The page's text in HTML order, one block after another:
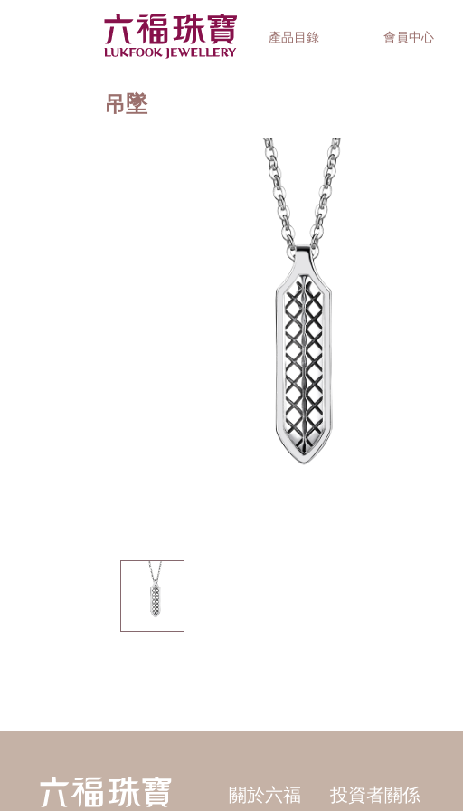
產品目錄 會員中心
精選禮品
吊墜
關於六福 投資者關係